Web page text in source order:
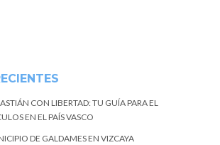
CON LIBERTAD: TU GUÍA PARA EL
EN EL PAÍS VASCO
DE GALDAMES EN VIZCAYA